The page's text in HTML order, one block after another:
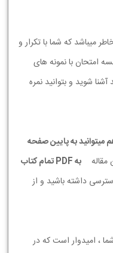
میباشد که شما با تکرار و
امتحان با نمونه های
شوید و بتوانید نمره
به پایین صفحه
به PDF تمام کتاب
داشته باشید و از
، امیدوار است که در